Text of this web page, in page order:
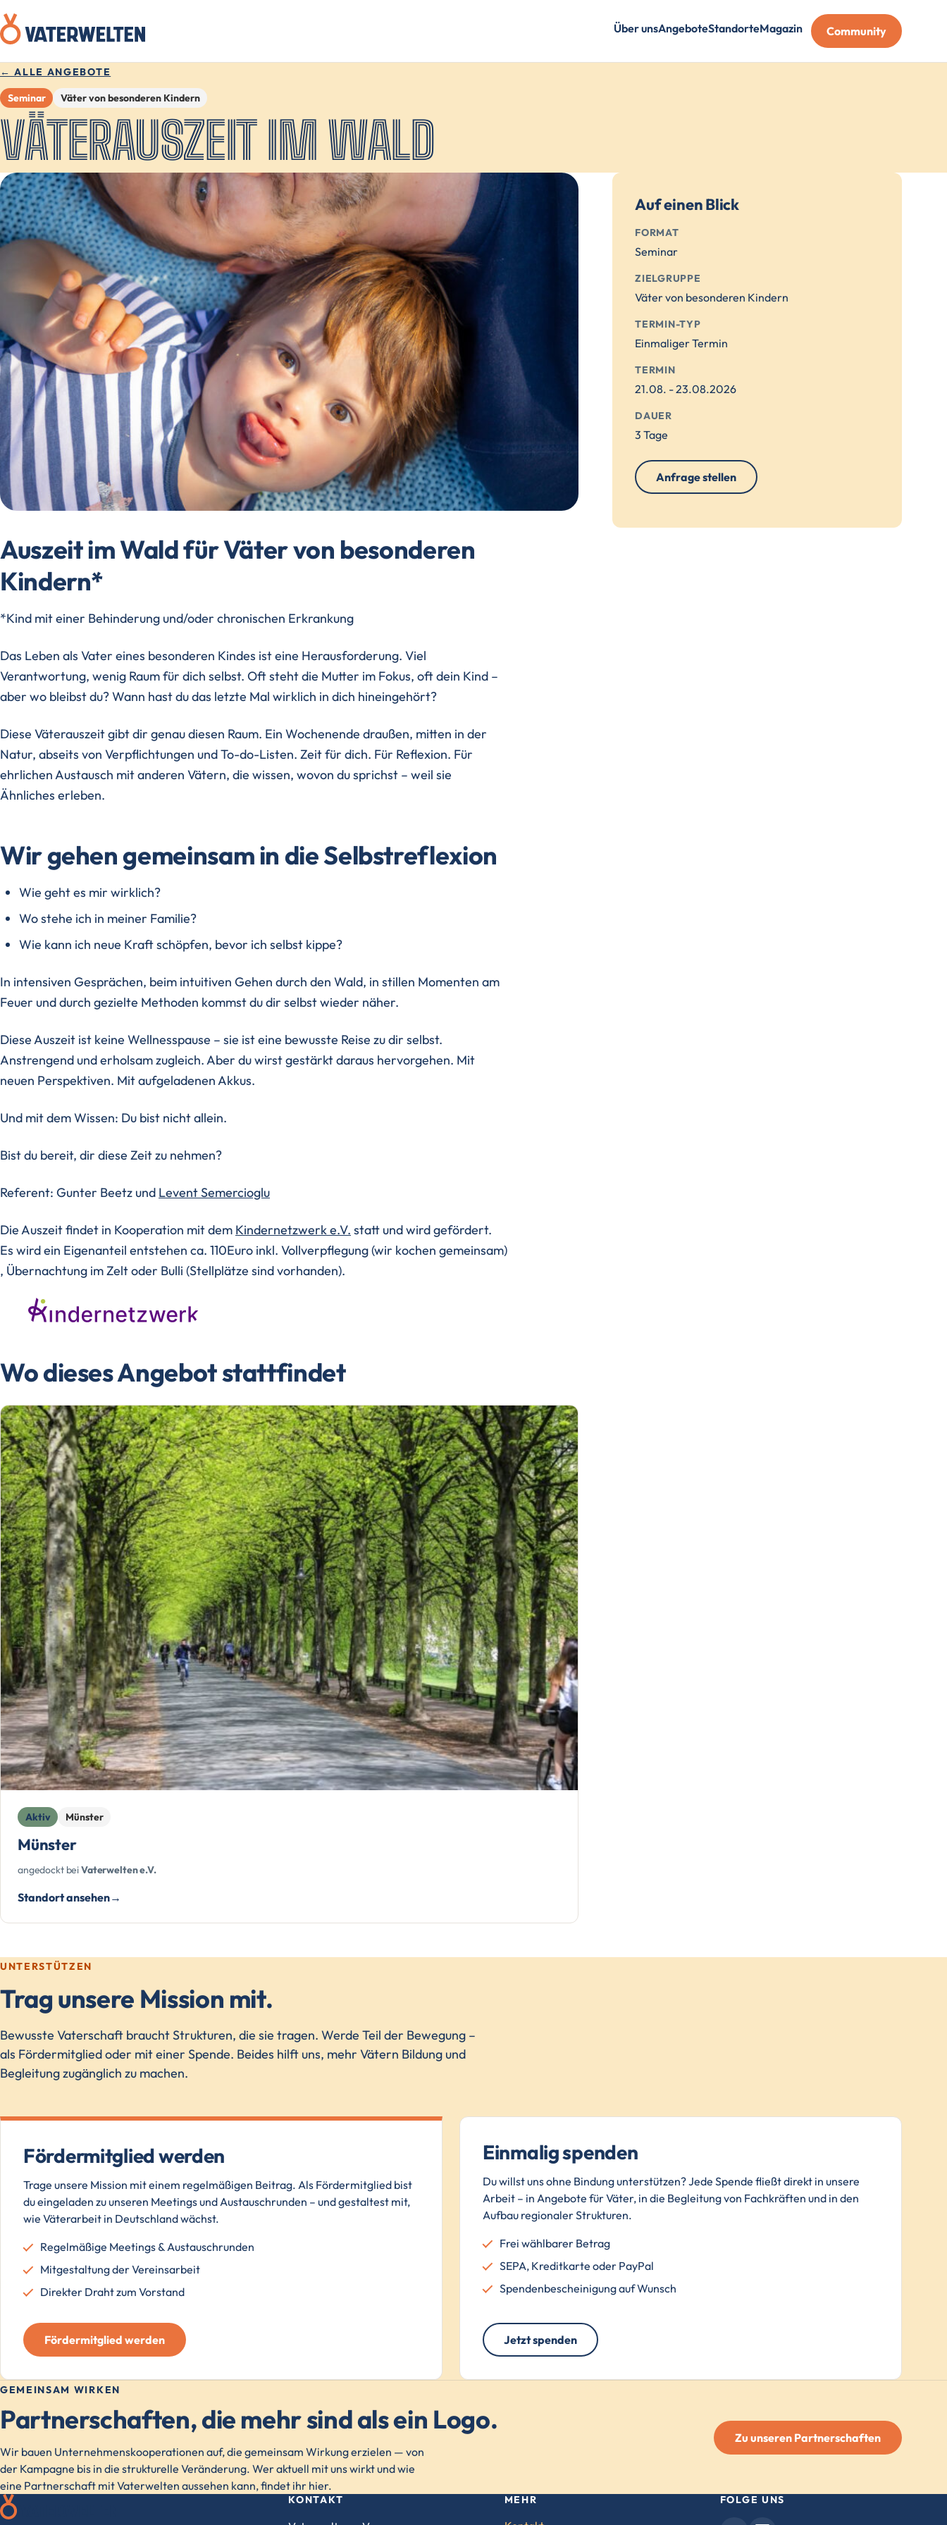
Über unsAngeboteStandorteMagazin Community
← ALLE ANGEBOTE
Seminar Väter von besonderen Kindern
VÄTERAUSZEIT IM WALD
Auszeit im Wald für Väter von besonderen
Kindern*
*Kind mit einer Behinderung und/oder chronischen Erkrankung
Das Leben als Vater eines besonderen Kindes ist eine Herausforderung. Viel
Verantwortung, wenig Raum für dich selbst. Oft steht die Mutter im Fokus, oft dein Kind –
aber wo bleibst du? Wann hast du das letzte Mal wirklich in dich hineingehört?
Diese Väterauszeit gibt dir genau diesen Raum. Ein Wochenende draußen, mitten in der
Natur, abseits von Verpflichtungen und To-do-Listen. Zeit für dich. Für Reflexion. Für
ehrlichen Austausch mit anderen Vätern, die wissen, wovon du sprichst – weil sie
Ähnliches erleben.
Wir gehen gemeinsam in die Selbstreflexion
Wie geht es mir wirklich?
Wo stehe ich in meiner Familie?
Wie kann ich neue Kraft schöpfen, bevor ich selbst kippe?
In intensiven Gesprächen, beim intuitiven Gehen durch den Wald, in stillen Momenten am
Feuer und durch gezielte Methoden kommst du dir selbst wieder näher.
Diese Auszeit ist keine Wellnesspause – sie ist eine bewusste Reise zu dir selbst.
Anstrengend und erholsam zugleich. Aber du wirst gestärkt daraus hervorgehen. Mit
neuen Perspektiven. Mit aufgeladenen Akkus.
Und mit dem Wissen: Du bist nicht allein.
Bist du bereit, dir diese Zeit zu nehmen?
Referent: Gunter Beetz und Levent Semercioglu
Die Auszeit findet in Kooperation mit dem Kindernetzwerk e.V. statt und wird gefördert.
Es wird ein Eigenanteil entstehen ca. 110Euro inkl. Vollverpflegung (wir kochen gemeinsam)
, Übernachtung im Zelt oder Bulli (Stellplätze sind vorhanden).
Wo dieses Angebot stattfindet
Aktiv Münster
Münster
angedockt beiVaterwelten e.V.
Standort ansehen
Auf einen Blick
FORMAT
Seminar
ZIELGRUPPE
Väter von besonderen Kindern
TERMIN-TYP
Einmaliger Termin
TERMIN
21.08. - 23.08.2026
DAUER
3 Tage
Anfrage stellen
UNTERSTÜTZEN
Trag unsere Mission mit.
Bewusste Vaterschaft braucht Strukturen, die sie tragen. Werde Teil der Bewegung –
als Fördermitglied oder mit einer Spende. Beides hilft uns, mehr Vätern Bildung und
Begleitung zugänglich zu machen.
Fördermitglied werden
Trage unsere Mission mit einem regelmäßigen Beitrag. Als Fördermitglied bist
du eingeladen zu unseren Meetings und Austauschrunden – und gestaltest mit,
wie Väterarbeit in Deutschland wächst.
Regelmäßige Meetings & Austauschrunden
Mitgestaltung der Vereinsarbeit
Direkter Draht zum Vorstand
Fördermitglied werden
Einmalig spenden
Du willst uns ohne Bindung unterstützen? Jede Spende fließt direkt in unsere
Arbeit – in Angebote für Väter, in die Begleitung von Fachkräften und in den
Aufbau regionaler Strukturen.
Frei wählbarer Betrag
SEPA, Kreditkarte oder PayPal
Spendenbescheinigung auf Wunsch
Jetzt spenden
GEMEINSAM WIRKEN
Partnerschaften, die mehr sind als ein Logo.
Wir bauen Unternehmenskooperationen auf, die gemeinsam Wirkung erzielen — von
der Kampagne bis in die strukturelle Veränderung. Wer aktuell mit uns wirkt und wie
eine Partnerschaft mit Vaterwelten aussehen kann, findet ihr hier.
Zu unseren Partnerschaften
KONTAKT MEHR FOLGE UNS